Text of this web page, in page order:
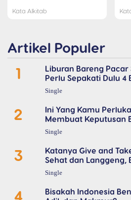
Kata Alkitab
Artikel Populer
1
Liburan Bareng Pacar
Perlu Sepakati Dulu 4
Single
2
Ini Yang Kamu
Membuat Keputusan
Single
3
Katanya Give and
Sehat dan Langgeng,
Single
4
Bisakah Indonesia